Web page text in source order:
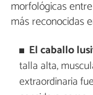
morfológicas
más reconocidas
El caballo
talla alta,
extraordinaria